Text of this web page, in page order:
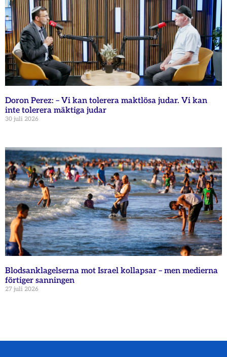
Doron Perez: – Vi kan tolerera maktlösa judar. Vi kan
inte tolerera mäktiga judar
30 juli 2026
Blodsanklagelserna mot Israel kollapsar – men medierna
förtiger sanningen
27 juli 2026